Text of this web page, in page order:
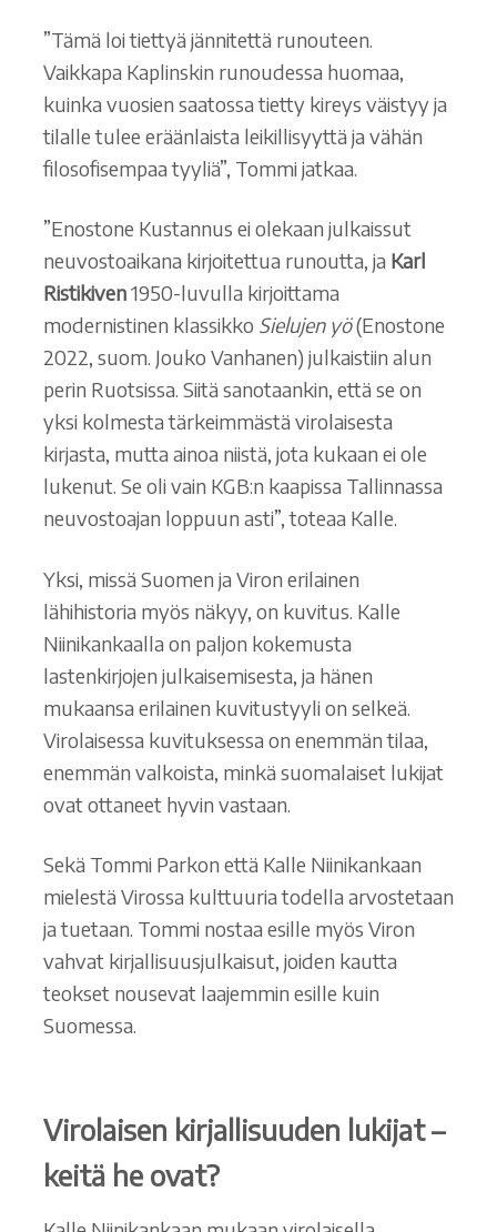
”Tämä loi tiettyä jännitettä runouteen.
Vaikkapa Kaplinskin runoudessa huomaa,
kuinka vuosien saatossa tietty kireys väistyy ja
tilalle tulee eräänlaista leikillisyyttä ja vähän
filosofisempaa tyyliä”, Tommi jatkaa.
”Enostone Kustannus ei olekaan julkaissut
neuvostoaikana kirjoitettua runoutta, ja Karl
Ristikiven1950-luvulla kirjoittama
modernistinen klassikko Sielujen yö(Enostone
2022, suom. Jouko Vanhanen) julkaistiin alun
perin Ruotsissa. Siitä sanotaankin, että se on
yksi kolmesta tärkeimmästä virolaisesta
kirjasta, mutta ainoa niistä, jota kukaan ei ole
lukenut. Se oli vain KGB:n kaapissa Tallinnassa
neuvostoajan loppuun asti”, toteaa Kalle.
Yksi, missä Suomen ja Viron erilainen
lähihistoria myös näkyy, on kuvitus. Kalle
Niinikankaalla on paljon kokemusta
lastenkirjojen julkaisemisesta, ja hänen
mukaansa erilainen kuvitustyyli on selkeä.
Virolaisessa kuvituksessa on enemmän tilaa,
enemmän valkoista, minkä suomalaiset lukijat
ovat ottaneet hyvin vastaan.
Sekä Tommi Parkon että Kalle Niinikankaan
mielestä Virossa kulttuuria todella arvostetaan
ja tuetaan. Tommi nostaa esille myös Viron
vahvat kirjallisuusjulkaisut, joiden kautta
teokset nousevat laajemmin esille kuin
Suomessa.
Virolaisen kirjallisuuden lukijat –
keitä he ovat?